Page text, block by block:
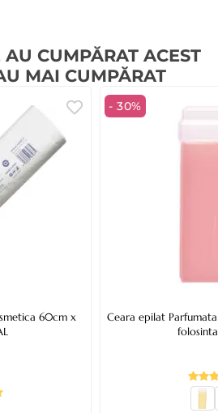
CUMPĂRAT ACEST
MAI CUMPĂRAT
60cm x
- 30%
Ceara epilat